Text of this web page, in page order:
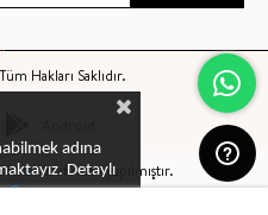
Hakları Saklıdır.
tarafından yapılmıştır.
adına
Detaylı
Çerez